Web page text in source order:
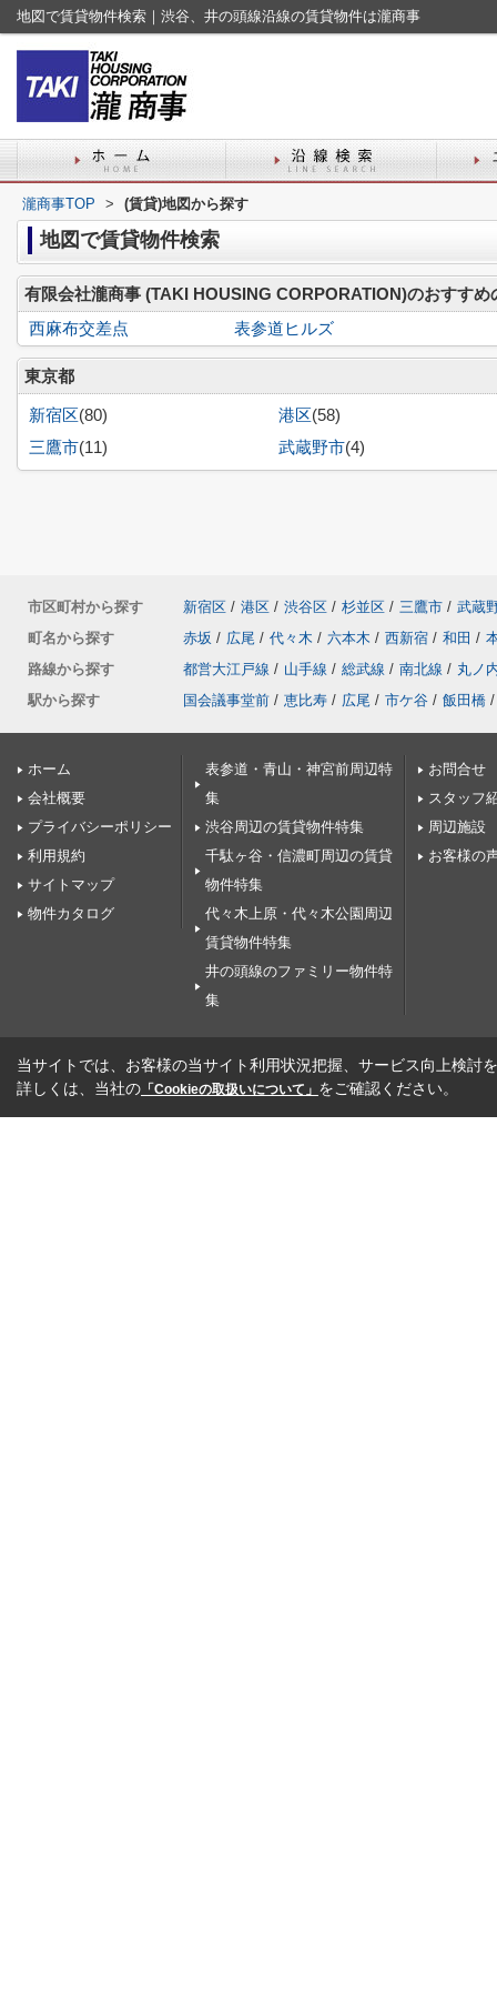
地図で賃貸物件検索｜渋谷、井の頭線沿線の賃貸物件は瀧商事
瀧商事TOP > (賃貸)地図から探す
地図で賃貸物件検索
有限会社瀧商事 (TAKI HOUSING CORPORATION)のおすすめ
西麻布交差点
表参道ヒルズ
東京都
新宿区(80) 港区(58)
三鷹市(11) 武蔵野市(4)
市区町村から探す 新宿区 / 港区 / 渋谷区 / 杉並区 / 三鷹市 / 武蔵
町名から探す
赤坂 / 広尾 / 代々木 / 六本木 / 西新宿 / 和田 /
路線から探す
都営大江戸線 / 山手線 / 総武線 / 南北線 / 丸ノ
駅から探す
国会議事堂前 / 恵比寿 / 広尾 / 市ケ谷 / 飯田橋 /
ホーム
会社概要
プライバシーポリシー
利用規約
サイトマップ
物件カタログ
表参道・青山・神宮前周辺特
集
渋谷周辺の賃貸物件特集
千駄ヶ谷・信濃町周辺の賃貸
物件特集
代々木上原・代々木公園周辺
賃貸物件特集
井の頭線のファミリー物件特
集
お問合せ
スタッフ
周辺施設
お客様の
当サイトでは、お客様の当サイト利用状況把握、サービス向上検討
詳しくは、当社の 「Cookieの取扱いについて」 をご確認ください。